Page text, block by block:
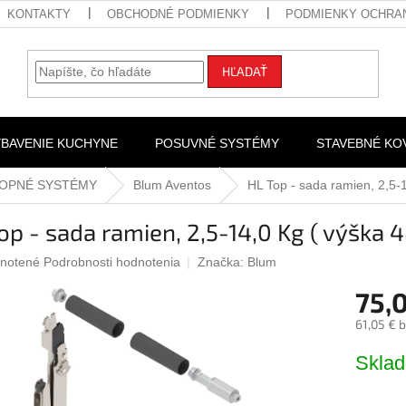
KONTAKTY OBCHODNÉ PODMIENKY PODMIENKY
HĽADAŤ
KUCHYNE POSUVNÉ SYSTÉMY STAVEBNÉ
SYSTÉMY Blum Aventos HL Top - sada ramien,
- sada ramien, 2,5-14,0 Kg ( výška
Podrobnosti hodnotenia Značka: Blum
61,05 €
cena: